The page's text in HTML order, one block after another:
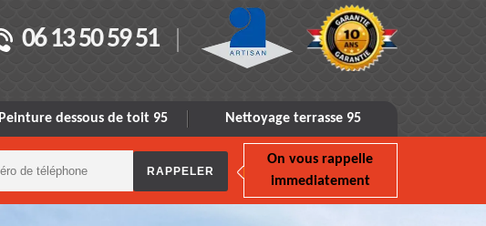
06 13 50 59 51
Peinture dessous de toit 95 Nettoyage terrasse 95
On vous rappelle
immediatement